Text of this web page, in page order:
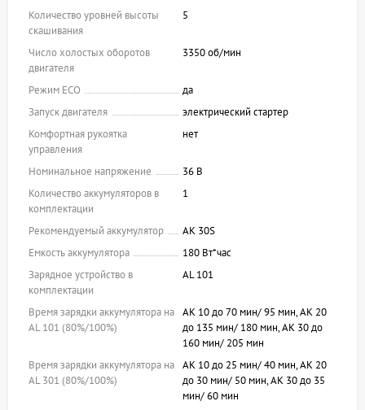
Количество уровней высоты
скашивания
5
Число холостых оборотов
двигателя
3350 об/мин
Режим ECO
да
Запуск двигателя
электрический стартер
Комфортная рукоятка
управления
нет
Номинальное напряжение
36 В
Количество аккумуляторов в
комплектации
1
Рекомендуемый аккумулятор
AK 30S
Емкость аккумулятора
180 Вт*час
Зарядное устройство в
комплектации
AL 101
Время зарядки аккумулятора на
AL 101 (80%/100%)
AK 10 до 70 мин/ 95 мин, AK 20
до 135 мин/ 180 мин, AK 30 до
160 мин/ 205 мин
Время зарядки аккумулятора на
AL 301 (80%/100%)
AK 10 до 25 мин/ 40 мин, AK 20
до 30 мин/ 50 мин, AK 30 до 35
мин/ 60 мин